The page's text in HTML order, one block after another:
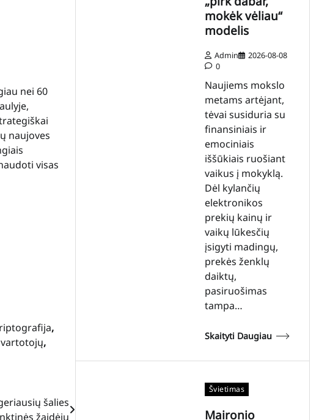
nei 60
naujoves
visas
,
vartotojų,
šalies
žaidėjų
mokėk vėliau“
modelis
Admin
2026-08-08
0
Naujiems mokslo
metams artėjant,
tėvai susiduria su
finansiniais ir
emociniais
iššūkiais ruošiant
vaikus į mokyklą.
Dėl kylančių
elektronikos
prekių kainų ir
vaikų lūkesčių
įsigyti madingų,
prekės ženklų
daiktų,
pasiruošimas
tampa…
Skaityti Daugiau
Švietimas
Maironio